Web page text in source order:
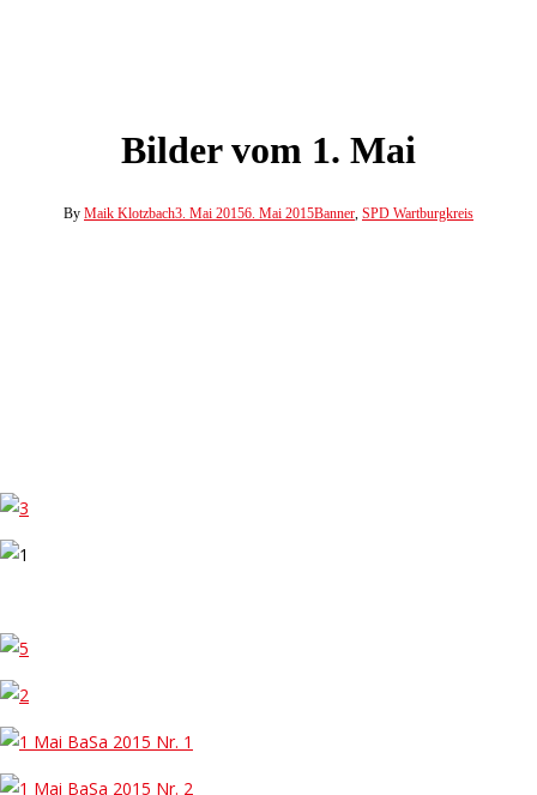
Bilder vom 1. Mai
By Maik Klotzbach3. Mai 20156. Mai 2015Banner, SPD Wartburgkreis